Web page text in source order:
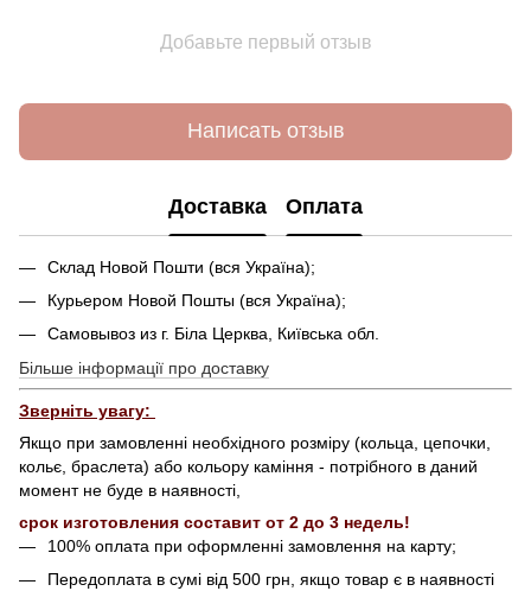
Добавьте первый отзыв
Написать отзыв
Доставка Оплата
Склад Новой Пошти (вся Україна);
Курьером Новой Пошты (вся Україна);
Самовывоз из г. Біла Церква, Київська обл.
Більше інформації про доставку
Зверніть увагу:
Якщо при замовленні необхідного розміру (кольца, цепочки,
кольє, браслета) або кольору каміння - потрібного в даний
момент не буде в наявності,
срок изготовления составит от 2 до 3 недель!
100% оплата при оформленні замовлення на карту;
Передоплата в сумі від 500 грн, якщо товар є в наявності